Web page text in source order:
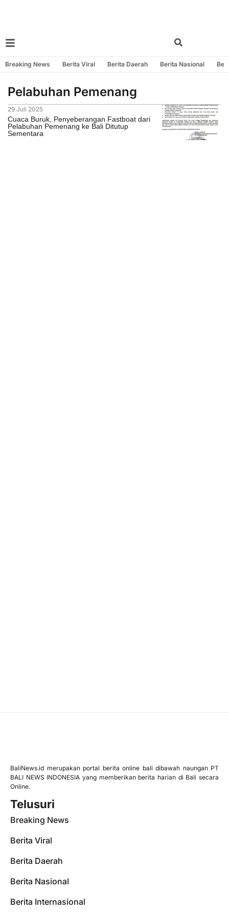
Breaking News Berita Viral Berita Daerah Berita Nasional
Pelabuhan Pemenang
29 Juli 2025
Cuaca Buruk, Penyeberangan Fastboat dari
Pelabuhan Pemenang ke Bali Ditutup
Sementara
BaliNews.id merupakan portal berita online bali dibawah naungan PT
BALI NEWS INDONESIA yang memberikan berita harian di Bali secara
Online.
Telusuri
Breaking News
Berita Viral
Berita Daerah
Berita Nasional
Berita Internasional